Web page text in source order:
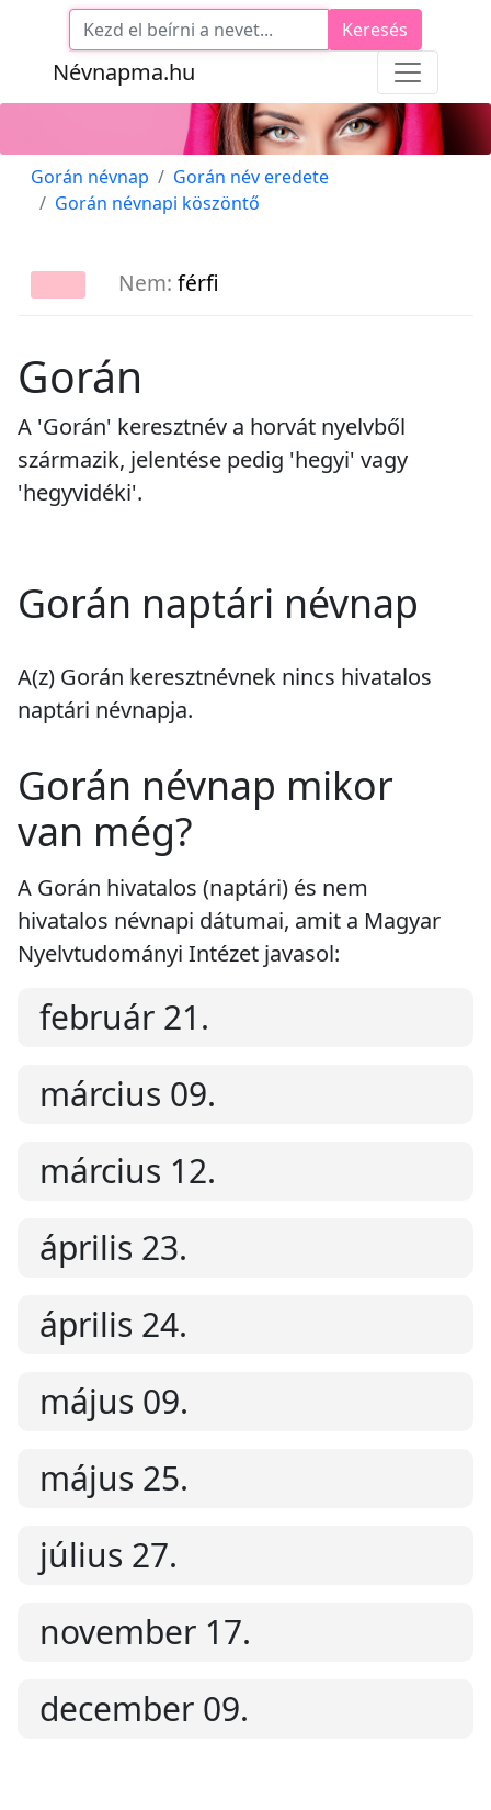
Névnapma.hu
Keresés
Gorán névnap
Gorán név eredete
Gorán névnapi köszöntő
Nem: férfi
Gorán
A 'Gorán' keresztnév a horvát nyelvből
származik, jelentése pedig 'hegyi' vagy
'hegyvidéki'.
Gorán naptári névnap
A(z) Gorán keresztnévnek nincs hivatalos
naptári névnapja.
Gorán névnap mikor
van még?
A Gorán hivatalos (naptári) és nem
hivatalos névnapi dátumai, amit a Magyar
Nyelvtudományi Intézet javasol:
február 21.
március 09.
március 12.
április 23.
április 24.
május 09.
május 25.
július 27.
november 17.
december 09.